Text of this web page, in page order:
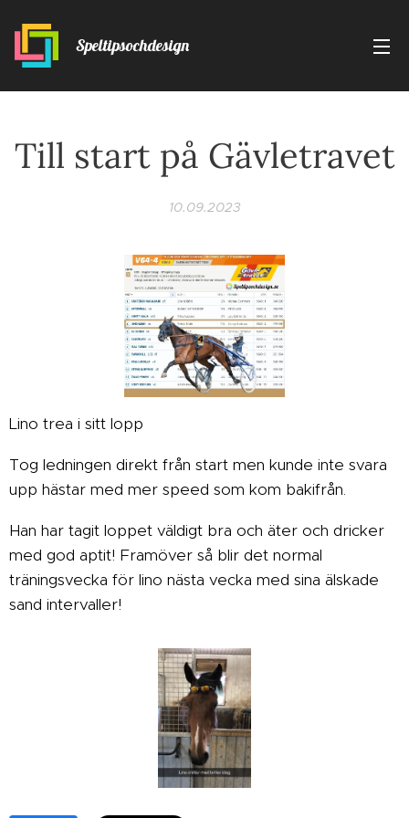
Speltipsochdesign
Till start på Gävletravet
10.09.2023
Lino trea i sitt lopp
Tog ledningen direkt från start men kunde inte svara
upp hästar med mer speed som kom bakifrån.
Han har tagit loppet väldigt bra och äter och dricker
med god aptit! Framöver så blir det normal
träningsvecka för lino nästa vecka med sina älskade
sand intervaller!